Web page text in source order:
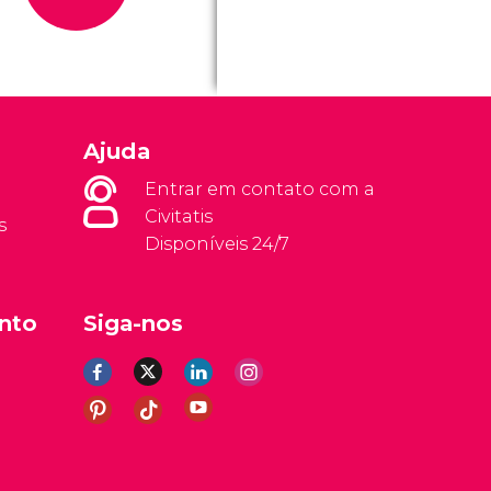
Ajuda
Entrar em contato com a
Civitatis
Disponíveis 24/7
Siga-nos